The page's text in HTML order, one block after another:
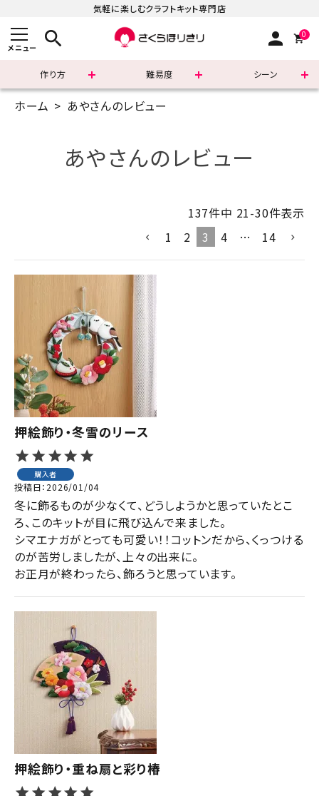
気軽に楽しむクラフトキット専門店
メニュー search person 0
作り方 難易度 シーン
まずはこちら
診断チャート
ジャンルで選ぶ
レビューを見る
コーポレートサイト
実店舗案内
デイサービス／
介護施設関係の方へ
最新のチラシはこちら
お問い合わせ
ACCOUNT MENU
ようこそ ゲスト 様
meeting_room ログイン person 会員登録
ホーム あやさんのレビュー
あやさんのレビュー
137件中 21-30件表示
1
2 3 4 … 14
押絵飾り・冬雪のリース
購入者
投稿日 2026/01/04
冬に飾るものが少なくて、どうしようかと思っていたとこ
ろ、このキットが目に飛び込んで来ました。
シマエナガがとっても可愛い！！コットンだから、くっつける
のが苦労しましたが、上々の出来に。
お正月が終わったら、飾ろうと思っています。
押絵飾り・重ね扇と彩り椿